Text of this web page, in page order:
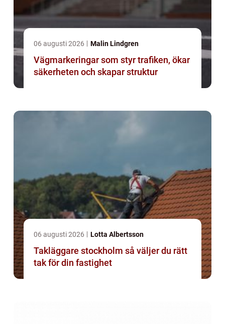
06 augusti 2026 Malin Lindgren
Vägmarkeringar som styr trafiken, ökar
säkerheten och skapar struktur
06 augusti 2026 Lotta Albertsson
Takläggare stockholm så väljer du rätt
tak för din fastighet